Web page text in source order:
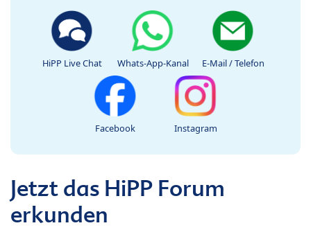
HiPP Live Chat Whats-App-Kanal E-Mail / Telefon
Facebook Instagram
Jetzt das HiPP Forum
erkunden